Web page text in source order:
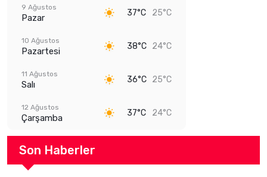
9 Ağustos
Pazar 37°C 25°C
10 Ağustos
Pazartesi 38°C 24°C
11 Ağustos
Salı 36°C 25°C
12 Ağustos
Çarşamba 37°C 24°C
Son Haberler